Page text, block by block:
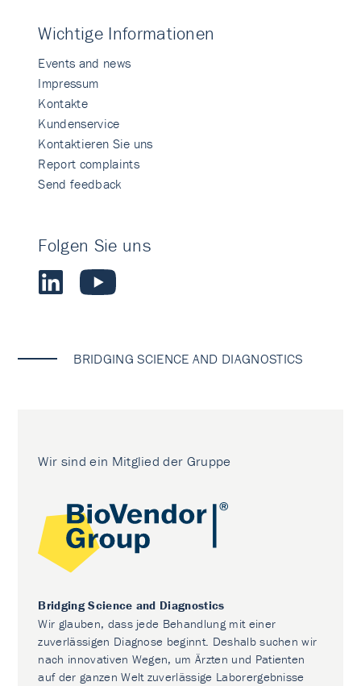
Wichtige Informationen
Events and news
Impressum
Kontakte
Kundenservice
Kontaktieren Sie uns
Report complaints
Send feedback
Folgen Sie uns
BRIDGING SCIENCE AND DIAGNOSTICS
Wir sind ein Mitglied der Gruppe
Bridging Science and Diagnostics
Wir glauben, dass jede Behandlung mit einer
zuverlässigen Diagnose beginnt. Deshalb suchen wir
nach innovativen Wegen, um Ärzten und Patienten
auf der ganzen Welt zuverlässige Laborergebnisse